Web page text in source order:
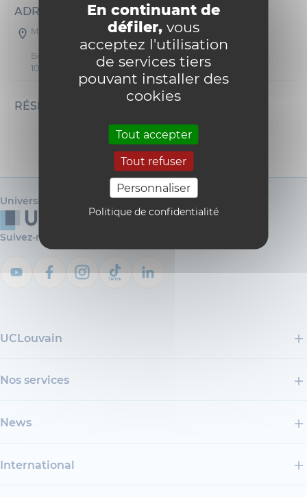
En continuant de
défiler, vous
acceptez l'utilisation
de services tiers
pouvant installer des
cookies
Tout accepter
Tout refuser
Personnaliser
Politique de confidentialité
ADRESSE POSTALE
MDLB - BOTA 43
Boulevard du Jardin Botanique 43
1000 Bruxelles
RÉSEAUX SOCIAUX
i18n_0
Université catholique de Louvain
Suivez-nous
UCLouvain
Nos services
News
International